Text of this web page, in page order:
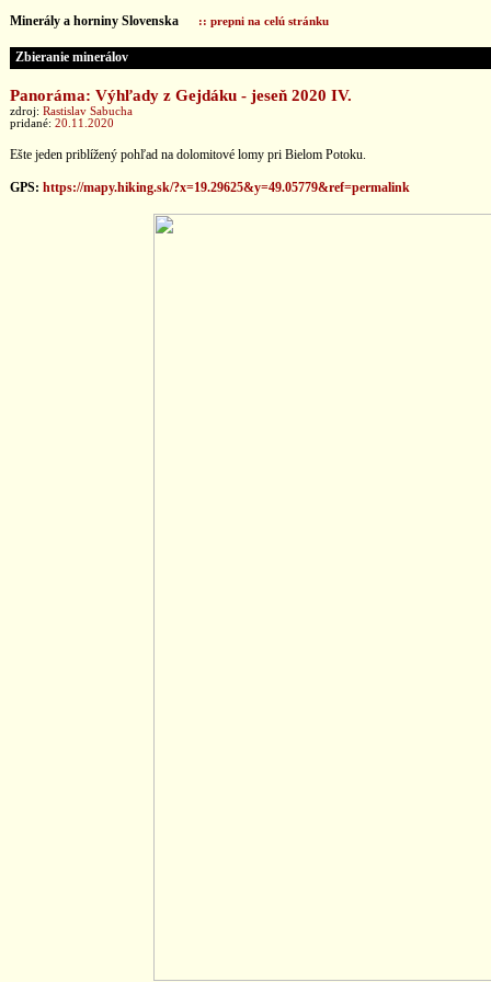
Minerály a horniny Slovenska :: prepni na celú stránku
Zbieranie minerálov
Panoráma: Výhľady z Gejdáku - jeseň 2020 IV.
zdroj: Rastislav Sabucha
pridané: 20.11.2020
Ešte jeden priblížený pohľad na dolomitové lomy pri Bielom Potoku.
GPS: https://mapy.hiking.sk/?x=19.29625&y=49.05779&ref=permalink